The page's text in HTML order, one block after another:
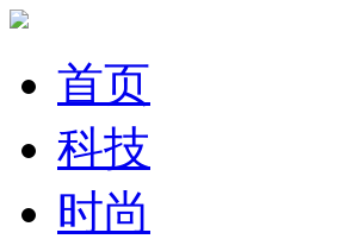
首页
科技
时尚